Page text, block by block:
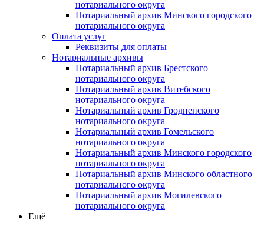
нотариального округа
Нотариальный архив Минского городского
нотариального округа
Оплата услуг
Реквизиты для оплаты
Нотариальные архивы
Нотариальный архив Брестского
нотариального округа
Нотариальный архив Витебского
нотариального округа
Нотариальный архив Гродненского
нотариального округа
Нотариальный архив Гомельского
нотариального округа
Нотариальный архив Минского городского
нотариального округа
Нотариальный архив Минского областного
нотариального округа
Нотариальный архив Могилевского
нотариального округа
Ещё